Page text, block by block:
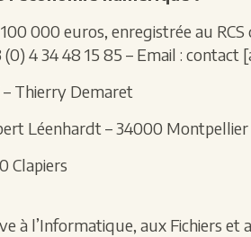
000 euros, enregistrée au
4 34 48 15 85 – Email :
– Thierry Demaret
Léenhardt – 34000 Montpellier
Clapiers
à l’Informatique, aux Fichiers